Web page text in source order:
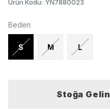
Ürün Kodu: YN7880023
Beden
S M L
Stoğa